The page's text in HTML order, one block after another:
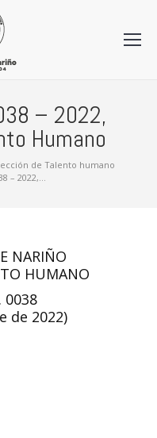
– 2022,
Humano
de Talento humano
– 2022,…
NARIÑO
HUMANO
0038
de 2022)